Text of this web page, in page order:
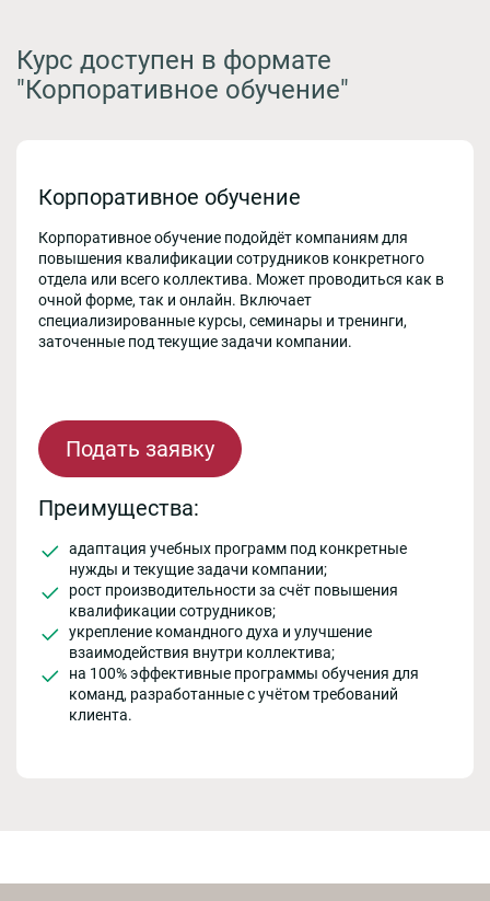
Курс доступен в формате
"Корпоративное обучение"
Корпоративное обучение
Корпоративное обучение подойдёт компаниям для
повышения квалификации сотрудников конкретного
отдела или всего коллектива. Может проводиться как в
очной форме, так и онлайн. Включает
специализированные курсы, семинары и тренинги,
заточенные под текущие задачи компании.
Подать заявку
Преимущества:
адаптация учебных программ под конкретные
нужды и текущие задачи компании;
рост производительности за счёт повышения
квалификации сотрудников;
укрепление командного духа и улучшение
взаимодействия внутри коллектива;
на 100% эффективные программы обучения для
команд, разработанные с учётом требований
клиента.